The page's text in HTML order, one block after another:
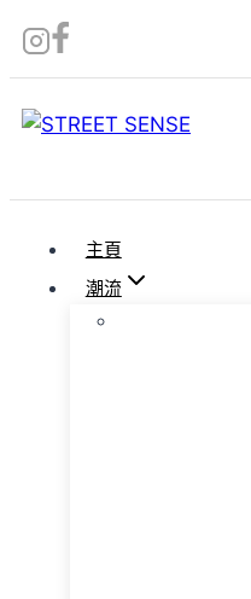
Skip
to
主頁
潮流